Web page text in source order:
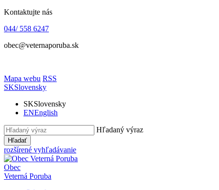
Kontaktujte nás
044/ 558 6247
obec@veternaporuba.sk
Mapa webu RSS
SKSlovensky
SKSlovensky
ENEnglish
Hľadaný výraz
Hľadať
rozšírené vyhľadávanie
Obec
Veterná Poruba